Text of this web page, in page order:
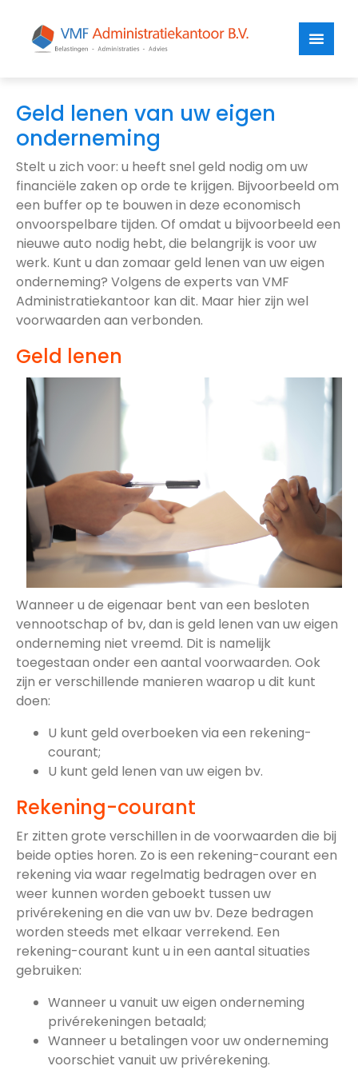
Geld lenen van uw eigen
onderneming
Stelt u zich voor: u heeft snel geld nodig om uw
financiële zaken op orde te krijgen. Bijvoorbeeld om
een buffer op te bouwen in deze economisch
onvoorspelbare tijden. Of omdat u bijvoorbeeld een
nieuwe auto nodig hebt, die belangrijk is voor uw
werk. Kunt u dan zomaar geld lenen van uw eigen
onderneming? Volgens de experts van VMF
Administratiekantoor kan dit. Maar hier zijn wel
voorwaarden aan verbonden.
Geld lenen
Wanneer u de eigenaar bent van een besloten
vennootschap of bv, dan is geld lenen van uw eigen
onderneming niet vreemd. Dit is namelijk
toegestaan onder een aantal voorwaarden. Ook
zijn er verschillende manieren waarop u dit kunt
doen:
U kunt geld overboeken via een rekening-
courant;
U kunt geld lenen van uw eigen bv.
Rekening-courant
Er zitten grote verschillen in de voorwaarden die bij
beide opties horen. Zo is een rekening-courant een
rekening via waar regelmatig bedragen over en
weer kunnen worden geboekt tussen uw
privérekening en die van uw bv. Deze bedragen
worden steeds met elkaar verrekend. Een
rekening-courant kunt u in een aantal situaties
gebruiken:
Wanneer u vanuit uw eigen onderneming
privérekeningen betaald;
Wanneer u betalingen voor uw onderneming
voorschiet vanuit uw privérekening.